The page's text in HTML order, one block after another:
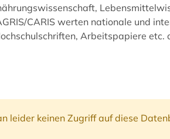
CARIS werten nationale und
Arbeitspapiere etc.
leider keinen Zugriff auf diese